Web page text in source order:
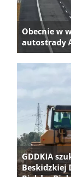
Obecnie w
autostrady
GDDKIA
Beskidzkiej